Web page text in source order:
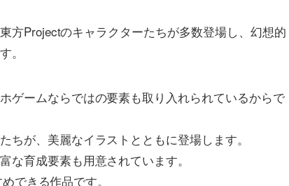
方Projectのキャラクターたちが多数登場し、幻想的
。
ゲームならではの要素も取り入れられているからで
が、美麗なイラストとともに登場します。
育成要素も用意されています。
できる作品です。